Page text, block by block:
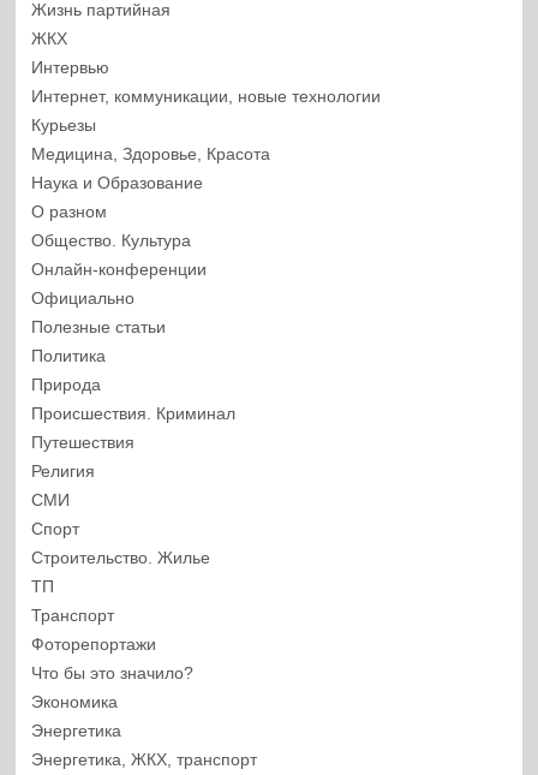
Жизнь партийная
ЖКХ
Интервью
Интернет, коммуникации, новые технологии
Курьезы
Медицина, Здоровье, Красота
Наука и Образование
О разном
Общество. Культура
Онлайн-конференции
Официально
Полезные статьи
Политика
Природа
Происшествия. Криминал
Путешествия
Религия
СМИ
Спорт
Строительство. Жилье
ТП
Транспорт
Фоторепортажи
Что бы это значило?
Экономика
Энергетика
Энергетика, ЖКХ, транспорт